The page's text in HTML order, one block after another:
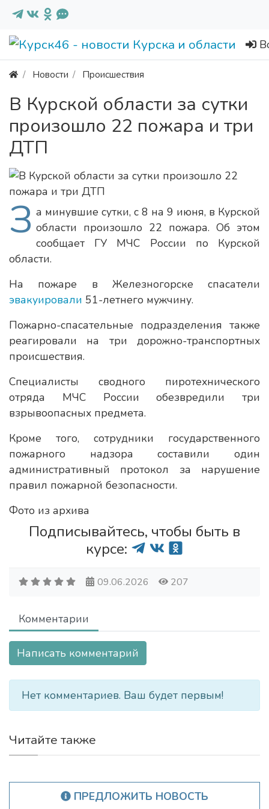
Новости Происшествия
В Курской области за сутки
произошло 22 пожара и три
ДТП
З а минувшие сутки, с 8 на 9 июня, в Курской
области произошло 22 пожара. Об этом
сообщает ГУ МЧС России по Курской
области.
На пожаре в Железногорске спасатели
эвакуировали 51-летнего мужчину.
Пожарно-спасательные подразделения также
реагировали на три дорожно-транспортных
происшествия.
Специалисты сводного пиротехнического
отряда МЧС России обезвредили три
взрывоопасных предмета.
Кроме того, сотрудники государственного
пожарного надзора составили один
административный протокол за нарушение
правил пожарной безопасности.
Фото из архива
Подписывайтесь, чтобы быть в
курсе:
09.06.2026 207
Комментарии
Написать комментарий
Нет комментариев. Ваш будет первым!
Читайте также
ПРЕДЛОЖИТЬ НОВОСТЬ